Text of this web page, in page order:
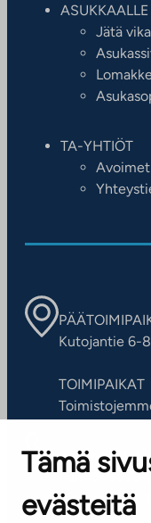
Tämä
evästeitä
ASUKKAALLE
Jätä
TA-YHTIÖT
Kutojantie 6-
TOIMIPAIKAT
Puh. 045
(arkisin klo 8-